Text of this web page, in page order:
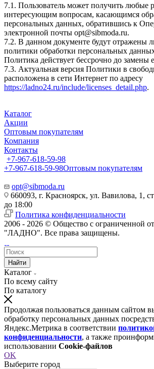
7.1. Пользователь может получить любые
интересующим вопросам, касающимся
персональных данных, обратившись к
электронной почты opt@sibmoda.ru.
7.2. В данном документе будут отражены
политики обработки персональных
Политика действует бессрочно до замены
7.3. Актуальная версия Политики в
расположена в сети Интернет по адресу
https://ladno24.ru/include/licenses_detail.php.
Каталог
Акции
Оптовым покупателям
Компания
Контакты
+7-967-618-59-98
+7-967-618-59-98Оптовым покупателям
opt@sibmoda.ru
660093, г. Красноярск, ул. Вавилова, 1,
до 18:00
Политика конфиденциальности
2006 - 2026 © Общество с ограниченной
"ЛАДНО". Все права защищены.
Найти
Каталог
По всему сайту
По каталогу
Продолжая пользоваться данным сайтом
обработку персональных данных
Яндекс.Метрика в соответствии
конфиденциальности, а также
использовании Cookie-файлов
OK
Выберите город